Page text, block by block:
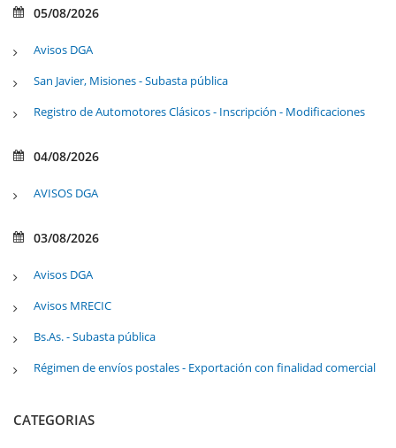
05/08/2026
Avisos DGA
San Javier, Misiones - Subasta pública
Registro de Automotores Clásicos - Inscripción - Modificaciones
04/08/2026
AVISOS DGA
03/08/2026
Avisos DGA
Avisos MRECIC
Bs.As. - Subasta pública
Régimen de envíos postales - Exportación con finalidad comercial
CATEGORIAS